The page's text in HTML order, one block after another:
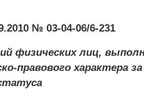
№ 03-04-06/6-231
физических лиц,
правового характера